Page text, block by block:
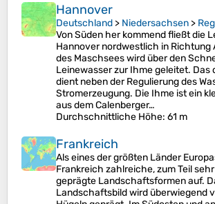
Hannover
Deutschland > Niedersachsen >
Von Süden her kommend fließt die
Hannover nordwestlich in Richtung
des Maschsees wird über den
Leinewasser zur Ihme geleitet. Das
dient neben der Regulierung des
Stromerzeugung. Die Ihme ist ein
aus dem Calenberger…
Durchschnittliche Höhe: 61 m
Frankreich
Als eines der größten Länder
Frankreich zahlreiche, zum Teil
geprägte Landschaftsformen auf.
Landschaftsbild wird überwiegend